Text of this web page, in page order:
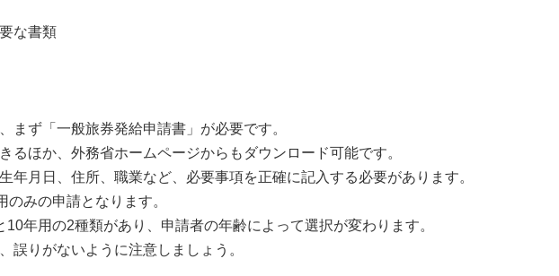
な書類
まず「一般旅券発給申請書」が必要です。
るほか、外務省ホームページからもダウンロード可能です。
年月日、住所、職業など、必要事項を正確に記入する必要があります。
のみの申請となります。
10年用の2種類があり、申請者の年齢によって選択が変わります。
誤りがないように注意しましょう。